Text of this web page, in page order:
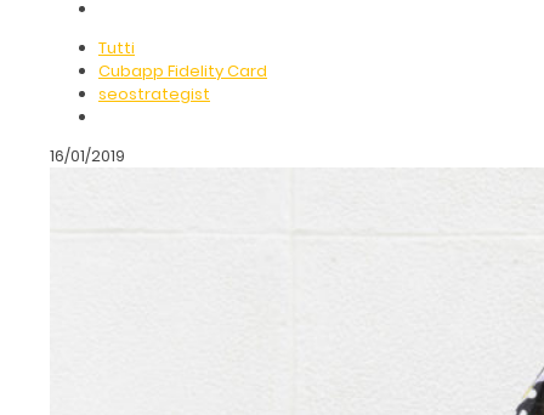
Tutti
Cubapp Fidelity Card
seostrategist
16/01/2019